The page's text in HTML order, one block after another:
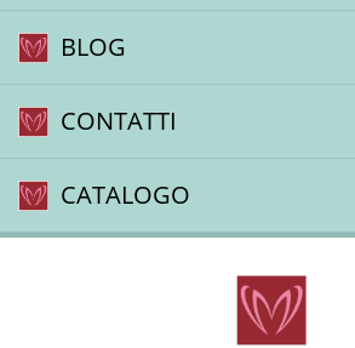
BLOG
CONTATTI
CATALOGO